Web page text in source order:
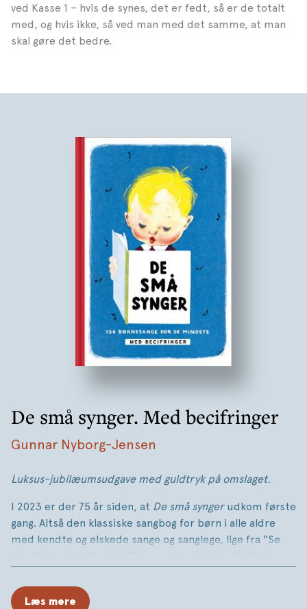
ved Kasse 1 – hvis de synes, det er fedt, så er de totalt
med, og hvis ikke, så ved man med det samme, at man
skal gøre det bedre.
De små synger. Med becifringer
Gunnar Nyborg-Jensen
Luksus-jubilæumsudgave med guldtryk på omslaget.
I 2023 er der 75 år siden, at De små syngerudkom første
gang. Altså den klassiske sangbog for børn i alle aldre
med kendte og elskede sange og sanglege, lige fra "Se
illustrationer af Bitte Böcher.
Læs mere